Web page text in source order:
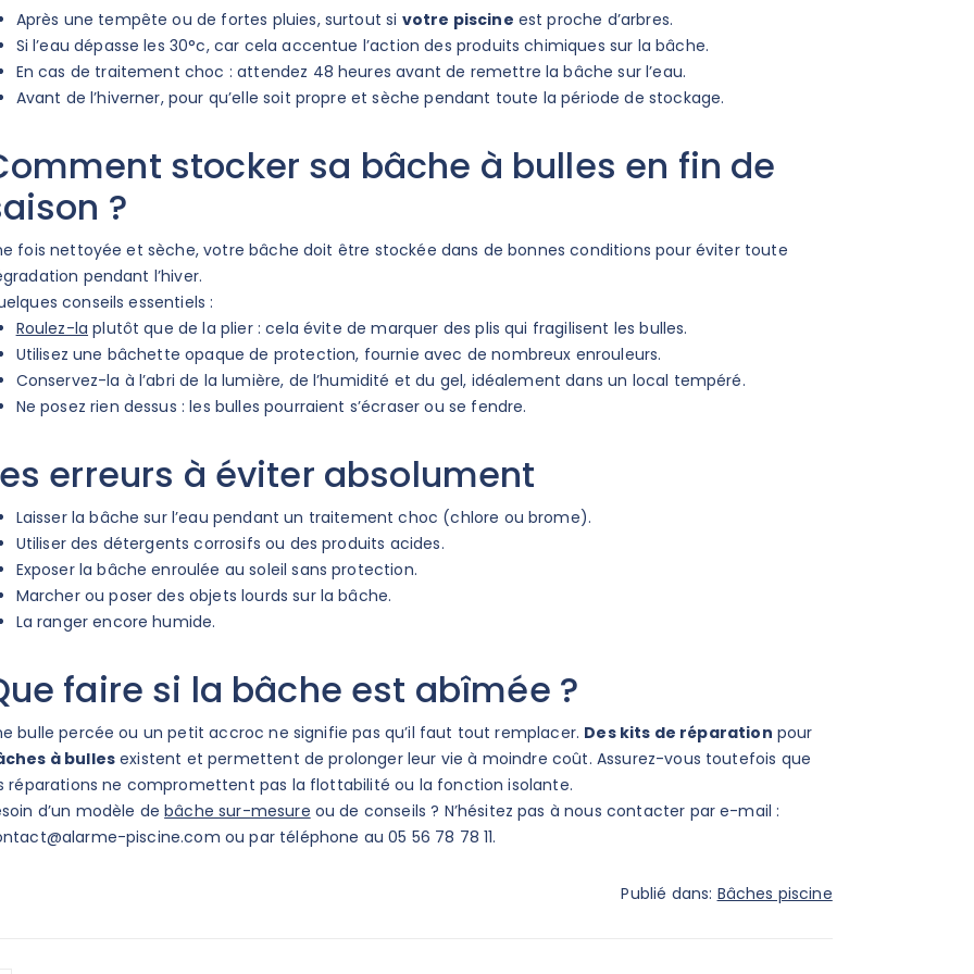
Après une tempête ou de fortes pluies, surtout si votre piscine est proche d’arbres.
Si l’eau dépasse les 30°c, car cela accentue l’action des produits chimiques sur la bâche.
En cas de traitement choc : attendez 48 heures avant de remettre la bâche sur l’eau.
Avant de l’hiverner, pour qu’elle soit propre et sèche pendant toute la période de stockage.
stocker sa bâche à bulles en fin de
?
fois nettoyée et sèche, votre bâche doit être stockée dans de bonnes conditions pour éviter toute
pendant l’hiver.
conseils essentiels :
Roulez-la plutôt que de la plier : cela évite de marquer des plis qui fragilisent les bulles.
Utilisez une bâchette opaque de protection, fournie avec de nombreux enrouleurs.
Conservez-la à l’abri de la lumière, de l’humidité et du gel, idéalement dans un local tempéré.
Ne posez rien dessus : les bulles pourraient s’écraser ou se fendre.
erreurs à éviter absolument
Laisser la bâche sur l’eau pendant un traitement choc (chlore ou brome).
Utiliser des détergents corrosifs ou des produits acides.
Exposer la bâche enroulée au soleil sans protection.
Marcher ou poser des objets lourds sur la bâche.
La ranger encore humide.
faire si la bâche est abîmée ?
bulle percée ou un petit accroc ne signifie pas qu’il faut tout remplacer. Des kits de réparation pour
à bulles existent et permettent de prolonger leur vie à moindre coût. Assurez-vous toutefois que
réparations ne compromettent pas la flottabilité ou la fonction isolante.
d’un modèle debâche sur-mesure ou de conseils ? N’hésitez pas à nous contacter par e-mail :
piscine.com ou par téléphone au 05 56 78 78 11.
Publié dans: Bâches piscine